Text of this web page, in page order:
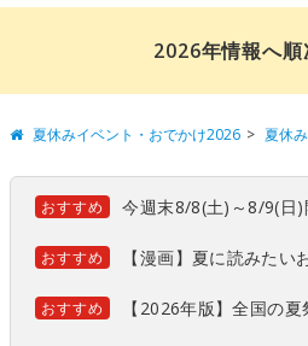
2026年情報へ順
夏休みイベント・おでかけ2026 夏休
おすすめ 今週末8/8(土)～8/9(日
おすすめ 【漫画】夏に読みた
おすすめ 【2026年版】全国の